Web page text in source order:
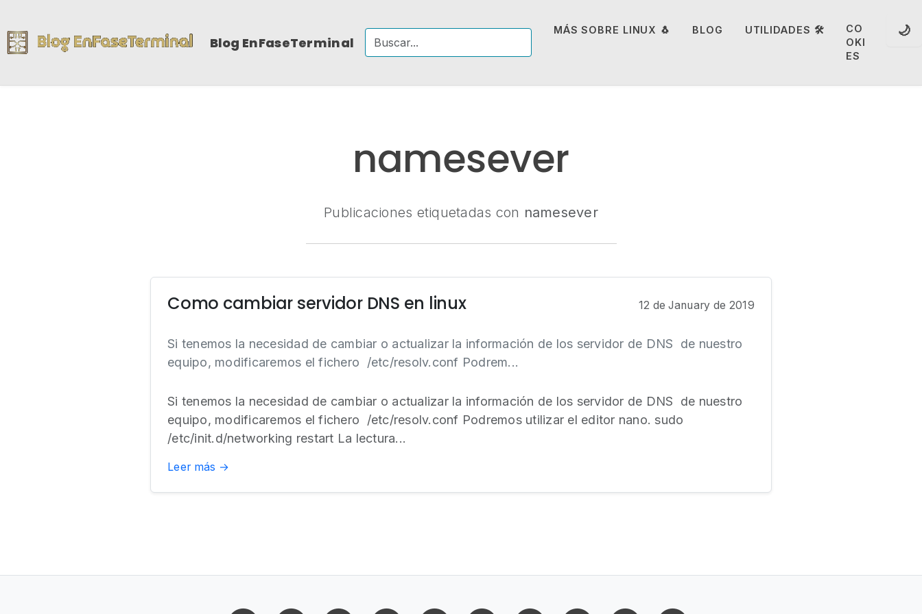
Blog EnFaseTerminal
MÁS SOBRE LINUX 🐧 BLOG UTILIDADES 🛠️
CO
OKI
ES
🌙
namesever
Publicaciones etiquetadas con namesever
Como cambiar servidor DNS en linux 12 de January de 2019
Si tenemos la necesidad de cambiar o actualizar la información de los servidor de DNS de nuestro
equipo, modificaremos el fichero /etc/resolv.conf Podrem...
Si tenemos la necesidad de cambiar o actualizar la información de los servidor de DNS de nuestro
equipo, modificaremos el fichero /etc/resolv.conf Podremos utilizar el editor nano. sudo
/etc/init.d/networking restart La lectura...
Leer más →